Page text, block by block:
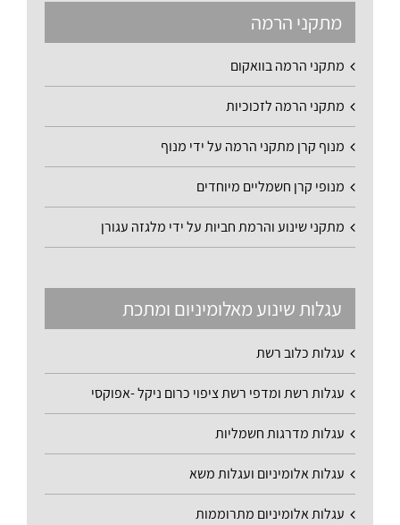
מתקני הרמה
מתקני הרמה בוואקום
מתקני הרמה לזכוכיות
מנוף קרן מתקני הרמה על ידי מנוף
מנופי קרן חשמליים מיוחדים
מתקני שינוע והרמת חביות על ידי מלגזה עגורן
עגלות שינוע מאלומיניום ומתכת
עגלות כלוב רשת
עגלות רשת ומדפי רשת ציפוי כרום ניקל -אפוקסי
עגלות מדרגות חשמליות
עגלות אלומיניום ועגלות משא
עגלות אלומיניום מתרוממות